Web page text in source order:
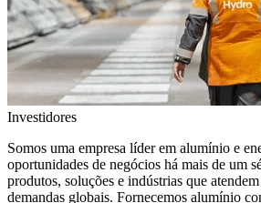
Investidores
Somos uma empresa líder em alumínio e
oportunidades de negócios há mais de um
produtos, soluções e indústrias que atendem
demandas globais. Fornecemos alumínio